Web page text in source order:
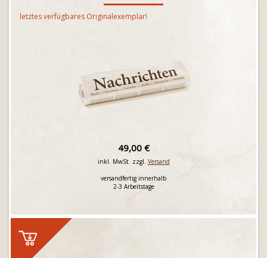
letztes verfügbares Originalexemplar!
49,00 €
inkl. MwSt. zzgl. Versand
versandfertig innerhalb
2-3 Arbeitstage